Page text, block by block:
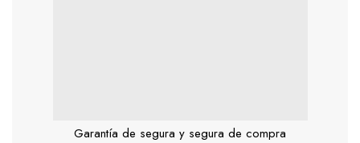
Garantía de segura y segura de compra